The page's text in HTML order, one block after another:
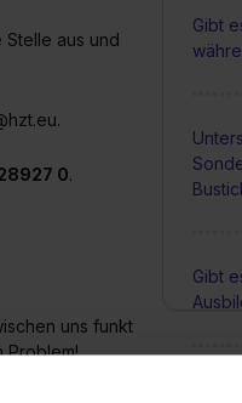
Gibt
Gibt
Wie
aus und
0.
uns funkt
Problem!